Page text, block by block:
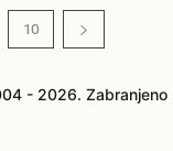
10
- 2026.